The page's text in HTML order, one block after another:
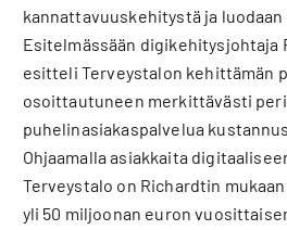
kannattavuuskehitystä ja
Esitelmässään digikehitysjohtaja
esitteli Terveystalon kehittämän
osoittautuneen merkittävästi
puhelinasiakaspalvelua
Ohjaamalla asiakkaita
Terveystalo on Richardtin
yli 50 miljoonan euron